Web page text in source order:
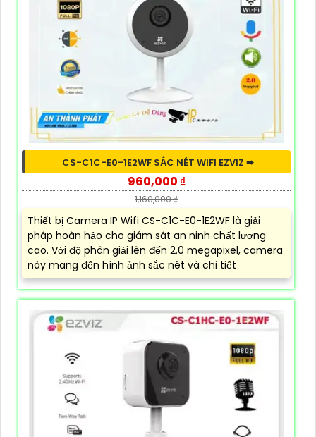
CS-C1C-E0-1E2WF SẮC NÉT WIFI EZVIZ ➠
960,000 ₫
1,160,000 ₫
Thiết bị Camera IP Wifi CS-C1C-E0-1E2WF là giải
pháp hoàn hảo cho giám sát an ninh chất lượng
cao. Với độ phân giải lên đến 2.0 megapixel, camera
này mang đến hình ảnh sắc nét và chi tiết